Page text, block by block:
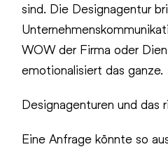
sind. Die Designagentur
WOW der Firma oder
emotionalisiert das ganze.
Designagenturen und das
Eine Anfrage könnte so